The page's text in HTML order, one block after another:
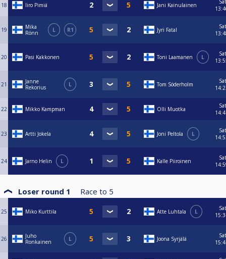
18 Iiro Pimiä Jani Kainulainen
Sat
19
Mika
Rönn
L R1 Jyri Fatal
Sat
20 Pasi Kakkonen Toni Laamanen L
Sat
21
Janne
Rekorius
L Tom Söderholm
Sat
22 Mikko Kampman Olli Muotka
Sat
23 Artti Jokela Joni Peltola L
Sat
24 Jarno Helin L Kalle Piiroinen
Sat
Loser round 1 Race to 5
25 Miko Kurttila Atte Luhtala L
Sat
26
Juho
Ronkainen
L Joona Syrjälä
Sat